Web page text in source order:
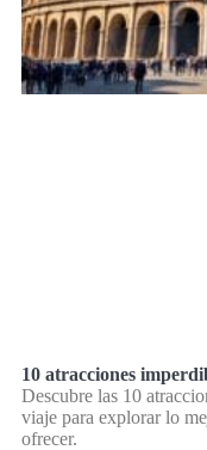
10 atracciones
Descubre las 10
viaje para explorar lo
ofrecer.